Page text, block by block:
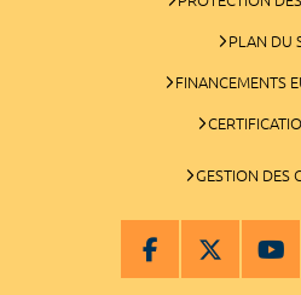
PLAN DU
FINANCEMENTS
GESTION DES